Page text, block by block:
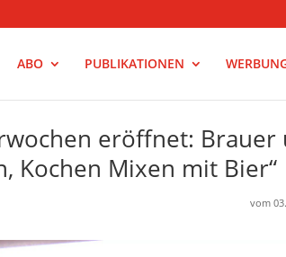
ABO PUBLIKATIONEN
eröffnet: Brauer
Kochen Mixen mit Bier“
vom